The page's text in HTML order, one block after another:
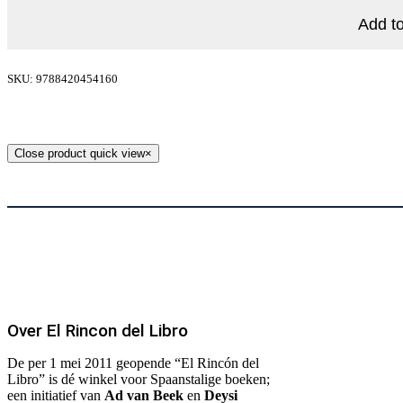
Add
SKU: 9788420454160
Close product quick view×
Over El Rincon del Libro
De per 1 mei 2011 geopende “El Rincón del
Libro” is dé winkel voor Spaanstalige boeken;
een initiatief van Ad van Beeken Deysi